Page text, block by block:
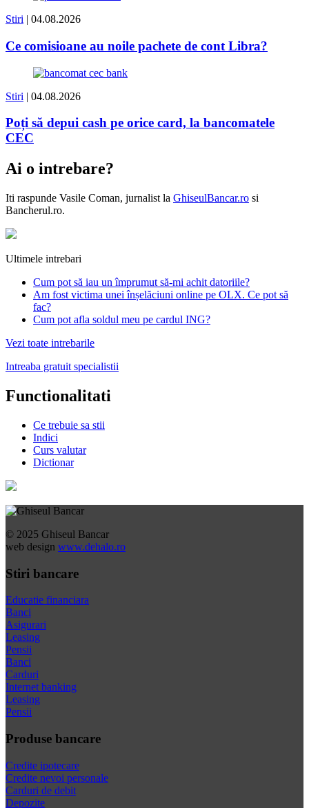
Stiri | 04.08.2026
Ce comisioane au noile pachete de cont Libra?
Stiri | 04.08.2026
Poți să depui cash pe orice card, la bancomatele
CEC
Ai o intrebare?
Iti raspunde Vasile Coman, jurnalist la GhiseulBancar.ro si
Bancherul.ro.
Ultimele intrebari
Cum pot să iau un împrumut să-mi achit datoriile?
Am fost victima unei înșelăciuni online pe OLX. Ce pot să
fac?
Cum pot afla soldul meu pe cardul ING?
Vezi toate intrebarile
Intreaba gratuit specialistii
Functionalitati
Ce trebuie sa stii
Indici
Curs valutar
Dictionar
© 2025 Ghiseul Bancar
web design www.dehalo.ro
Stiri bancare
Educatie financiara
Banci
Asigurari
Leasing
Pensii
Banci
Carduri
Internet banking
Leasing
Pensii
Produse bancare
Credite ipotecare
Credite nevoi personale
Carduri de debit
Depozite